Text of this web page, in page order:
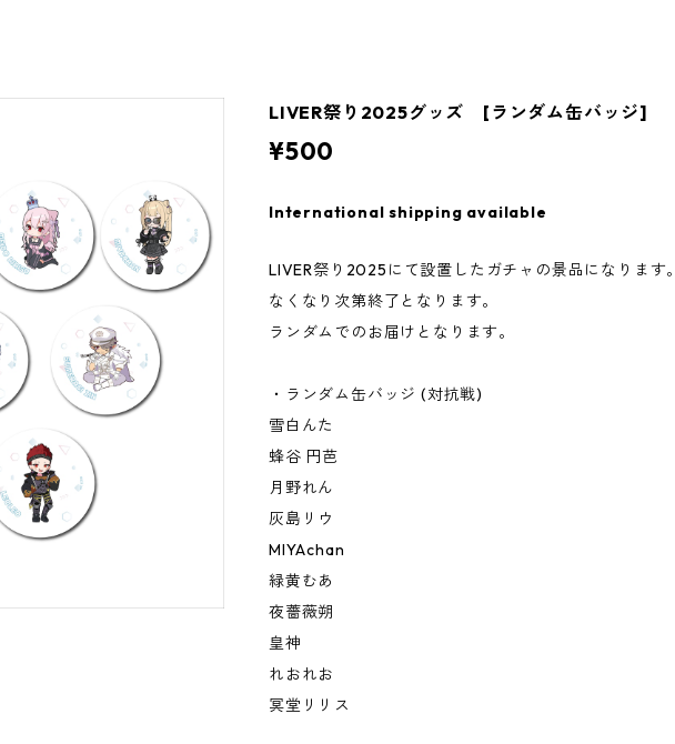
LIVER祭り2025グッズ [ランダム缶バッジ]
¥500
International shipping available
LIVER祭り2025にて設置したガチャの景品になります。
なくなり次第終了となります。
ランダムでのお届けとなります。
・ランダム缶バッジ (対抗戦)
雪白んた
蜂谷 円芭
月野れん
灰島リウ
MIYAchan
緑黄むあ
夜薔薇朔
皇神
れおれお
冥堂リリス